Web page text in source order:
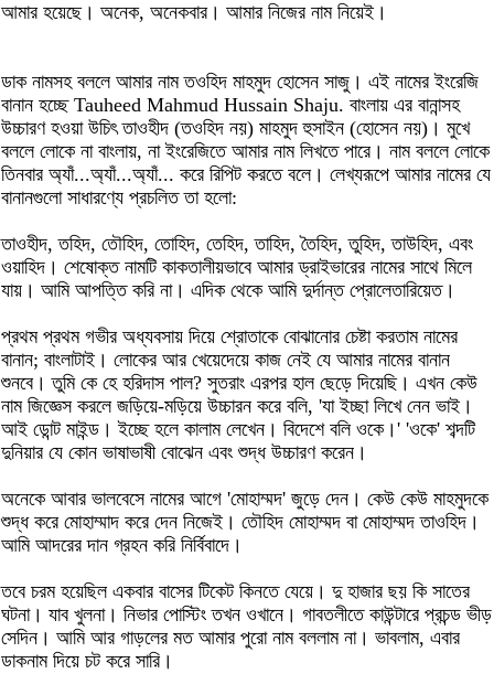
আমার হয়েছে। অনেক, অনেকবার। আমার নিজের নাম নিয়েই।
ডাক নামসহ বললে আমার নাম তওহিদ মাহমুদ হোসেন সাজু। এই নামের ইংরেজি
বানান হচ্ছে Tauheed Mahmud Hussain Shaju. বাংলায় এর বানান্সহ
উচ্চারণ হওয়া উচিৎ তাওহীদ (তওহিদ নয়) মাহমুদ হুসাইন (হোসেন নয়)। মুখে
বললে লোকে না বাংলায়, না ইংরেজিতে আমার নাম লিখতে পারে। নাম বললে লোকে
তিনবার অ্যাঁ...অ্যাঁ...অ্যাঁ... করে রিপিট করতে বলে। লেখ্যরূপে আমার নামের যে
বানানগুলো সাধারণ্যে প্রচলিত তা হলো:
তাওহীদ, তহিদ, তৌহিদ, তোহিদ, তেহিদ, তাহিদ, তৈহিদ, তুহিদ, তাউহিদ, এবং
ওয়াহিদ। শেষোক্ত নামটি কাকতালীয়ভাবে আমার ড্রাইভারের নামের সাথে মিলে
যায়। আমি আপত্তি করি না। এদিক থেকে আমি দুর্দান্ত প্রোলেতারিয়েত।
প্রথম প্রথম গভীর অধ্যবসায় দিয়ে শ্রোতাকে বোঝানোর চেষ্টা করতাম নামের
বানান; বাংলাটাই। লোকের আর খেয়েদেয়ে কাজ নেই যে আমার নামের বানান
শুনবে। তুমি কে হে হরিদাস পাল? সুতরাং এরপর হাল ছেড়ে দিয়েছি। এখন কেউ
নাম জিজ্ঞেস করলে জড়িয়ে-মড়িয়ে উচ্চারন করে বলি, 'যা ইচ্ছা লিখে নেন ভাই।
আই ডোন্ট মাইন্ড। ইচ্ছে হলে কালাম লেখেন। বিদেশে বলি ওকে।' 'ওকে' শব্দটি
দুনিয়ার যে কোন ভাষাভাষী বোঝেন এবং শুদ্ধ উচ্চারণ করেন।
অনেকে আবার ভালবেসে নামের আগে 'মোহাম্মদ' জুড়ে দেন। কেউ কেউ মাহমুদকে
শুদ্ধ করে মোহাম্মাদ করে দেন নিজেই। তৌহিদ মোহাম্মদ বা মোহাম্মদ তাওহিদ।
আমি আদরের দান গ্রহন করি নির্বিবাদে।
তবে চরম হয়েছিল একবার বাসের টিকেট কিনতে যেয়ে। দু হাজার ছয় কি সাতের
ঘটনা। যাব খুলনা। নিভার পোস্টিং তখন ওখানে। গাবতলীতে কাউন্টারে প্রচন্ড ভীড়
সেদিন। আমি আর গাড়লের মত আমার পুরো নাম বললাম না। ভাবলাম, এবার
ডাকনাম দিয়ে চট করে সারি।